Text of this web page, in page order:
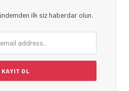
ilk siz haberdar olun.